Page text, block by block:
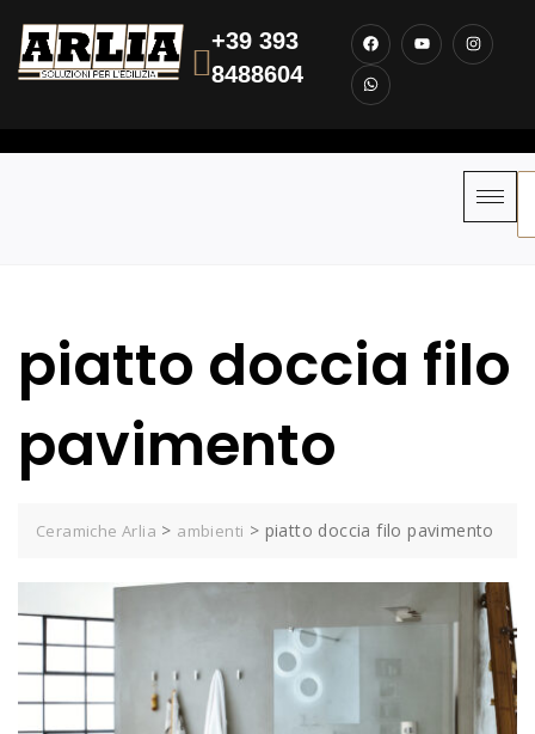
+39 393
8488604
piatto doccia filo
pavimento
Ceramiche Arlia > ambienti > piatto doccia filo pavimento